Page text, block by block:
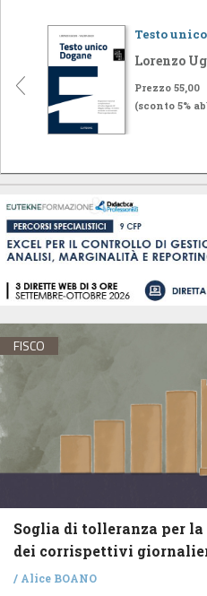
Testo
Lorenzo
Prezzo 55,00
(sconto 5%
FISCO
Soglia di tolleranza per
dei corrispettivi
/ Alice BOANO